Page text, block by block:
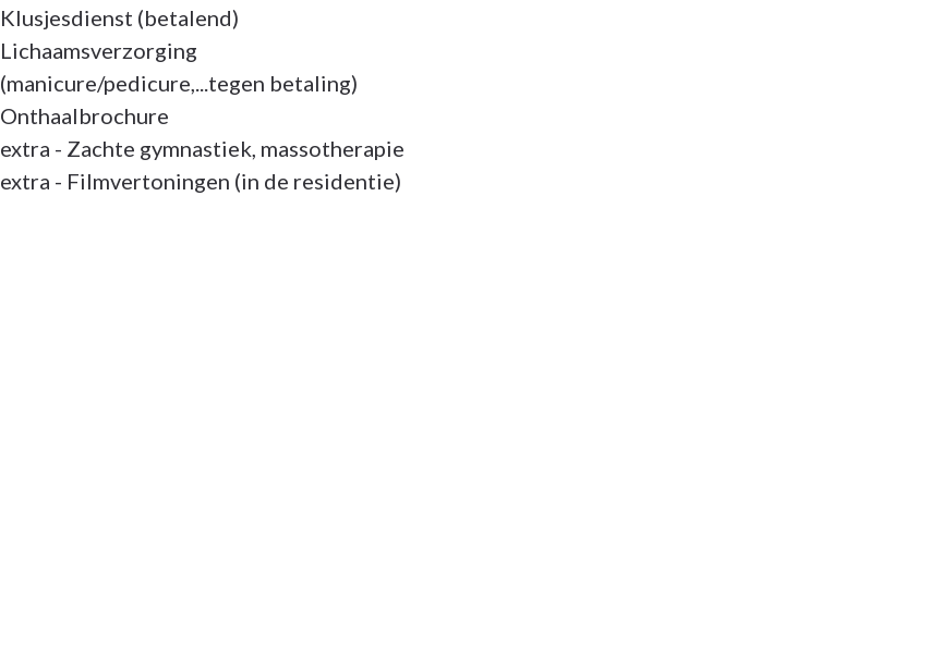
Klusjesdienst (betalend)
Lichaamsverzorging
(manicure/pedicure,...tegen betaling)
Onthaalbrochure
extra - Zachte gymnastiek, massotherapie
extra - Filmvertoningen (in de residentie)